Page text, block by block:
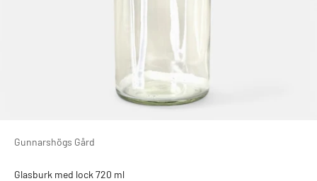
Gunnarshögs Gård
Glasburk med lock 720 ml